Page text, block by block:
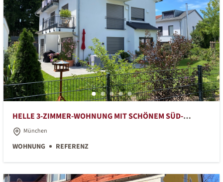
HELLE 3-ZIMMER-WOHNUNG MIT SCHÖNEM SÜD-
BALKON IN GRÜNER LAGE
München
WOHNUNG REFERENZ